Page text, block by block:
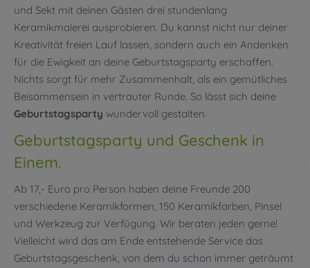
und Sekt mit deinen Gästen drei stundenlang
Keramikmalerei ausprobieren. Du kannst nicht nur deiner
Kreativität freien Lauf lassen, sondern auch ein Andenken
für die Ewigkeit an deine Geburtstagsparty erschaffen.
Nichts sorgt für mehr Zusammenhalt, als ein gemütliches
Beisammensein in vertrauter Runde. So lässt sich deine
Geburtstagsparty wundervoll gestalten.
Geburtstagsparty und Geschenk in
Einem.
Ab 17,- Euro pro Person haben deine Freunde 200
verschiedene Keramikformen, 150 Keramikfarben, Pinsel
und Werkzeug zur Verfügung. Wir beraten jeden gerne!
Vielleicht wird das am Ende entstehende Service das
Geburtstagsgeschenk, von dem du schon immer geträumt